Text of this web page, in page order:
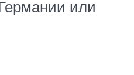
или